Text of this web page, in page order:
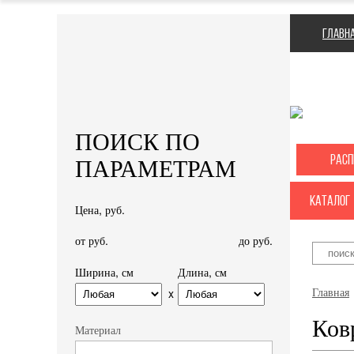
ПОИСК ПО
ПАРАМЕТРАМ
Цена, руб.
от руб. до руб.
Ширина, см
Длина, см
x
Материал
каталог
Главная